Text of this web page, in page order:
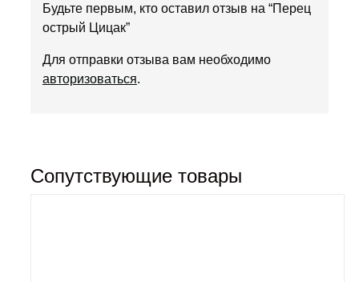
Будьте первым, кто оставил отзыв на “Перец
острый Цицак”
Для отправки отзыва вам необходимо
авторизоваться.
Сопутствующие товары